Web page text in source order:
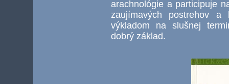
arachnológie a participuje
zaujímavých postrehov
výkladom na slušnej
dobrý základ.